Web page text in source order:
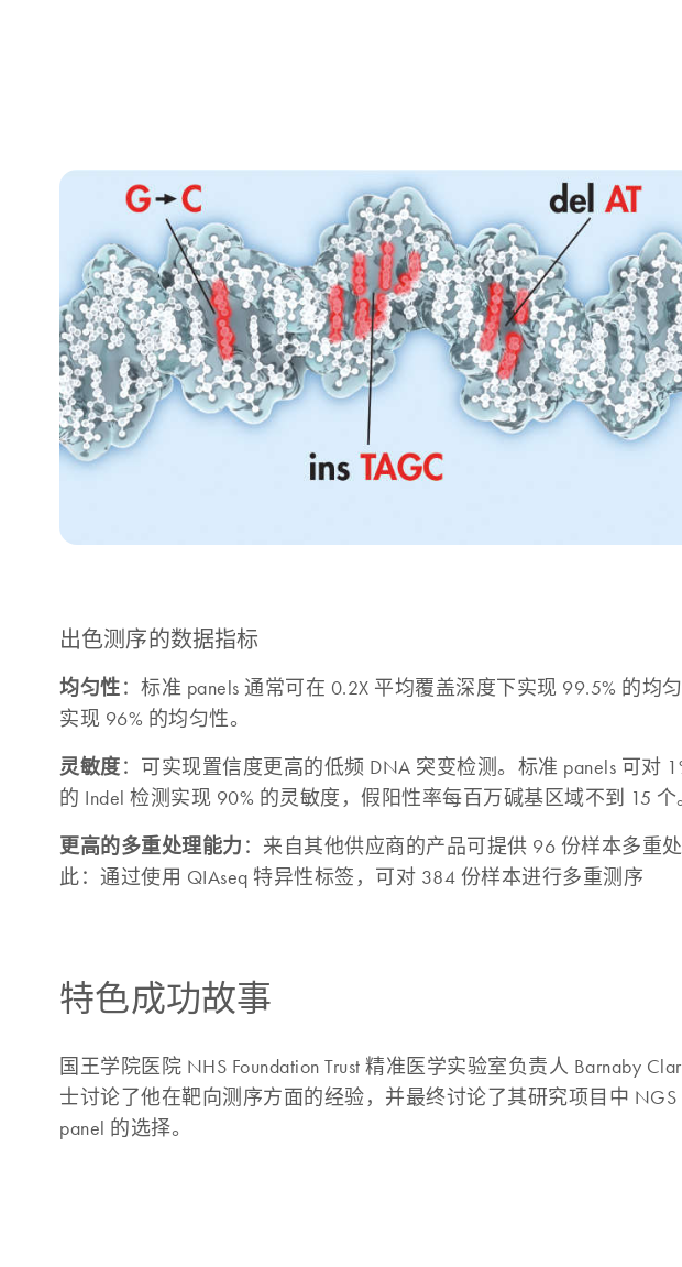
出色测序的数据指标
均匀性：标准 panels 通常可在 0.2X 平均覆盖深度下实现 99.5% 的均
实现 96% 的均匀性。
灵敏度：可实现置信度更高的低频 DNA 突变检测。标准 panels 可对
的 Indel 检测实现 90% 的灵敏度，假阳性率每百万碱基区域不到 15 个
更高的多重处理能力 ：来自其他供应商的产品可提供 96 份样本多重
此：通过使用 QIAseq 特异性标签，可对 384 份样本进行多重测序
特色成功故事
国王学院医院 NHS Foundation Trust 精准医学实验室负责人 Barnaby
士讨论了他在靶向测序方面的经验，并最终讨论了其研究项目中 NGS
panel 的选择。